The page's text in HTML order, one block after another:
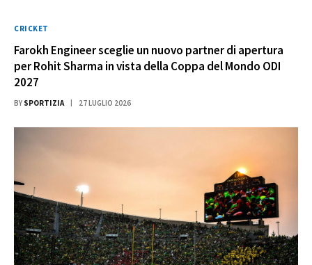
CRICKET
Farokh Engineer sceglie un nuovo partner di apertura
per Rohit Sharma in vista della Coppa del Mondo ODI
2027
BY SPORTIZIA 27 LUGLIO 2026